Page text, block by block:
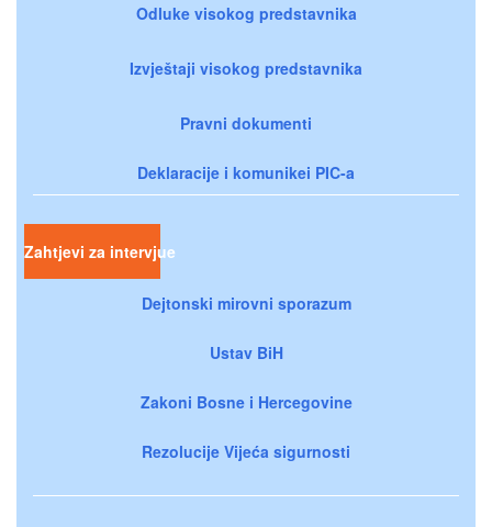
Odluke visokog predstavnika
Izvještaji visokog predstavnika
Pravni dokumenti
Deklaracije i komunikei PIC-a
Zahtjevi za intervjue
Dejtonski mirovni sporazum
Ustav BiH
Zakoni Bosne i Hercegovine
Rezolucije Vijeća sigurnosti